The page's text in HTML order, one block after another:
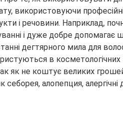
використовуючи
і речовини. Наприклад,
і дуже добре допомагає
дегтярного мила для
в косметологічних
як не коштує великих
алопепция,